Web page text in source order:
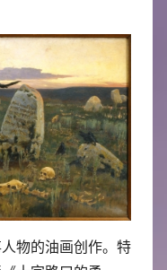
物的油画创作。特